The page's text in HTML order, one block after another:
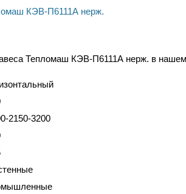
Тепломаш КЭВ-П6111А нерж. в нашем
2150-3200